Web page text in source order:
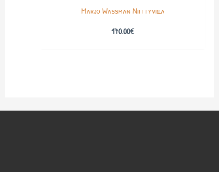
Marjo Wassman Niittyvilla
170.00€